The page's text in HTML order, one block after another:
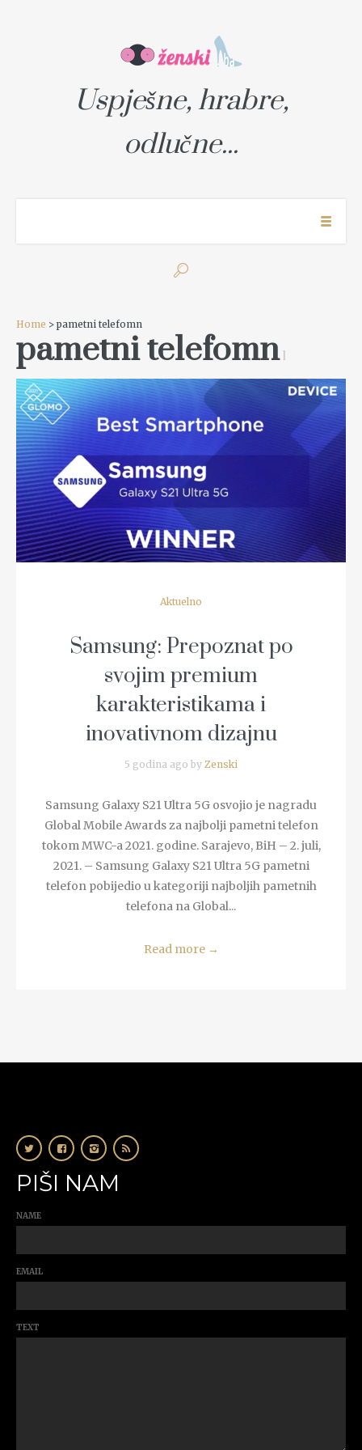
Uspješne, hrabre,
odlučne...
Home > pametni telefomn
pametni telefomn1
READ MORE
Aktuelno
Samsung: Prepoznat po
svojim premium
karakteristikama i
inovativnom dizajnu
5 godina ago by Zenski
Samsung Galaxy S21 Ultra 5G osvojio je nagradu
Global Mobile Awards za najbolji pametni telefon
tokom MWC-a 2021. godine. Sarajevo, BiH – 2. juli,
2021. – Samsung Galaxy S21 Ultra 5G pametni
telefon pobijedio u kategoriji najboljih pametnih
telefona na Global...
Read more →
PIŠI NAM
NAME
EMAIL
TEXT